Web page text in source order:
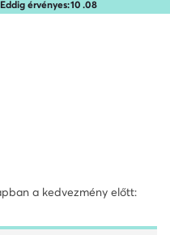
Eddig érvényes:10 .08
a kedvezmény előtt: